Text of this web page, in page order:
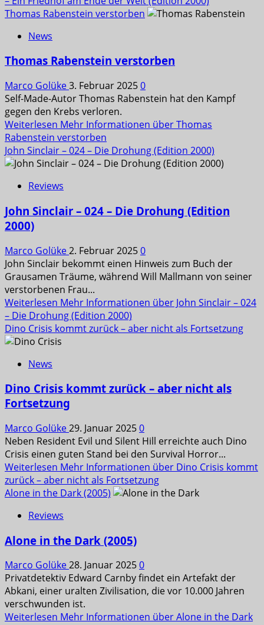
Thomas Rabenstein verstorben
News
Thomas Rabenstein verstorben
Marco Golüke3. Februar 20250
Self-Made-Autor Thomas Rabenstein hat den Kampf
gegen den Krebs verloren.
Weiterlesen Mehr Informationen über Thomas
Rabenstein verstorben
John Sinclair – 024 – Die Drohung (Edition 2000)
Reviews
John Sinclair – 024 – Die Drohung (Edition
2000)
Marco Golüke2. Februar 20250
John Sinclair bekommt einen Hinweis zum Buch der
Grausamen Träume, während Will Mallmann von seiner
verstorbenen Frau...
Weiterlesen Mehr Informationen über John Sinclair – 024
– Die Drohung (Edition 2000)
Dino Crisis kommt zurück – aber nicht als Fortsetzung
News
Dino Crisis kommt zurück – aber nicht als
Fortsetzung
Marco Golüke29. Januar 20250
Neben Resident Evil und Silent Hill erreichte auch Dino
Crisis einen guten Stand bei den Survival Horror...
Weiterlesen Mehr Informationen über Dino Crisis kommt
zurück – aber nicht als Fortsetzung
Alone in the Dark (2005)
Reviews
Alone in the Dark (2005)
Marco Golüke28. Januar 20250
Privatdetektiv Edward Carnby findet ein Artefakt der
Abkani, einer uralten Zivilisation, die vor 10.000 Jahren
verschwunden ist.
Weiterlesen Mehr Informationen über Alone in the Dark